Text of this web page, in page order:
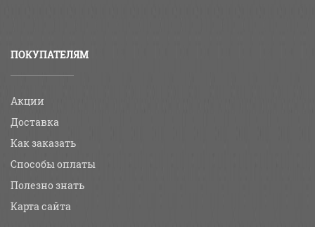
ПОКУПАТЕЛЯМ
Акции
Доставка
Как заказать
Способы оплаты
Полезно знать
Карта сайта